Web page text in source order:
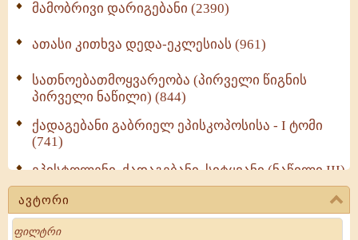
მამობრივი დარიგებანი (2390)
ათასი კითხვა დედა-ეკლესიას (961)
სათნოებათმოყვარეობა (პირველი წიგნის
პირველი ნაწილი) (844)
ქადაგებანი გაბრიელ ეპისკოპოსისა - I ტომი
(741)
ეპისტოლენი, ქადაგებანი, სიტყვანი (ნაწილი III)
(723)
მოძღვრის ძალზე სასარგებლო რჩევები
მრევლისათვის (545)
ავტორი
Search